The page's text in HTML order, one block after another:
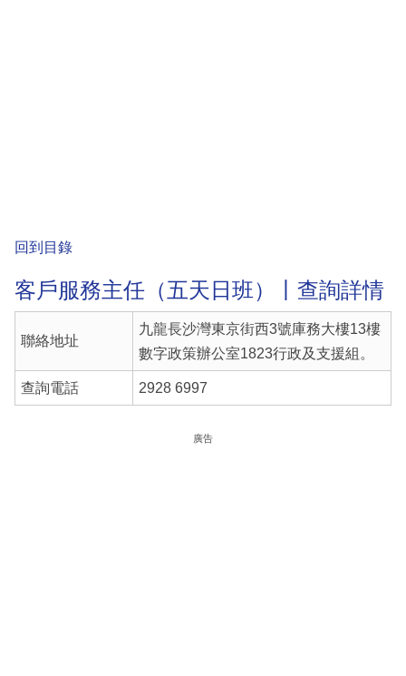
回到目錄
客戶服務主任（五天日班）丨查詢詳情
聯絡地址
九龍長沙灣東京街西3號庫務大樓13樓
數字政策辦公室1823行政及支援組。
查詢電話 2928 6997
廣告